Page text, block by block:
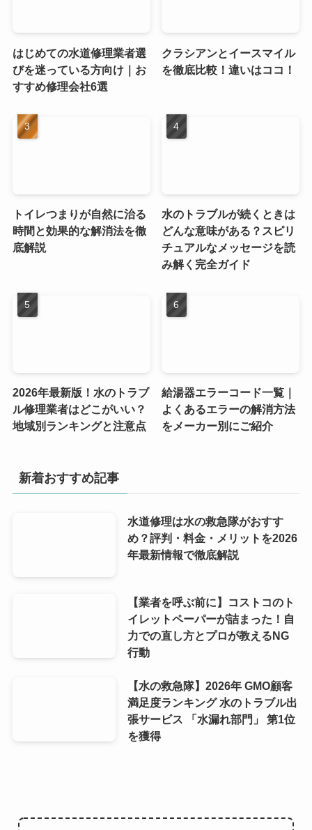
はじめての水道修理業者選
びを迷っている方向け｜お
すすめ修理会社6選
クラシアンとイースマイル
を徹底比較！違いはココ！
トイレつまりが自然に治る
時間と効果的な解消法を徹
底解説
水のトラブルが続くときは
どんな意味がある？スピリ
チュアルなメッセージを読
み解く完全ガイド
2026年最新版！水のトラブ
ル修理業者はどこがいい？
地域別ランキングと注意点
給湯器エラーコード一覧｜
よくあるエラーの解消方法
をメーカー別にご紹介
新着おすすめ記事
水道修理は水の救急隊がおすす
め？評判・料金・メリットを2026
年最新情報で徹底解説
【業者を呼ぶ前に】コストコのト
イレットペーパーが詰まった！自
力での直し方とプロが教えるNG
行動
【水の救急隊】2026年 GMO顧客
満足度ランキング 水のトラブル出
張サービス 「水漏れ部門」 第1位
を獲得